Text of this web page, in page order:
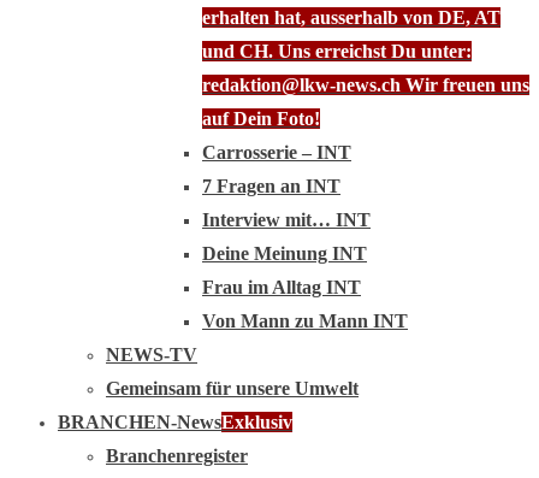
erhalten hat, ausserhalb von DE, AT
und CH. Uns erreichst Du unter:
redaktion@lkw-news.ch Wir freuen uns
auf Dein Foto!
Carrosserie – INT
7 Fragen an INT
Interview mit… INT
Deine Meinung INT
Frau im Alltag INT
Von Mann zu Mann INT
NEWS-TV
Gemeinsam für unsere Umwelt
BRANCHEN-NewsExklusiv
Branchenregister